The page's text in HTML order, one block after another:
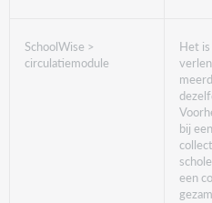
SchoolWise >
circulatiemodule
Het
bij
een